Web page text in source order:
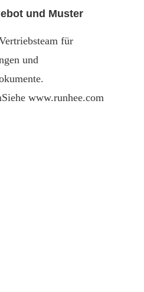
und Muster
für
und
Siehe www.runhee.com